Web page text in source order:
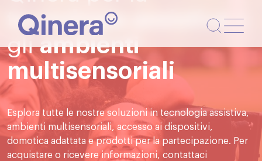
tecnologia assistivae
gliambienti
multisensoriali
Esplora tutte le nostre soluzioni in tecnologia assistiva,
ambienti multisensoriali, accesso ai dispositivi,
domotica adattata e prodotti per la partecipazione. Per
acquistare o ricevere informazioni, contattaci